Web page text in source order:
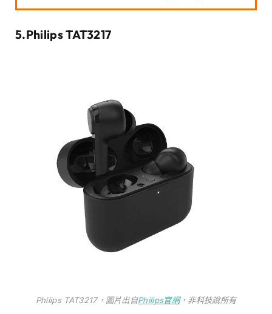
5.Philips TAT3217
Philips TAT3217，圖片出自Philips官網，非科技說所有